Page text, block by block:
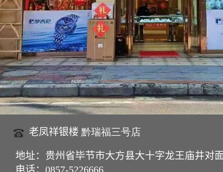
老凤祥银楼 黔瑞福三号店
地址：贵州省毕节市大方县大十字龙王庙井对
电话： 0857-5226666